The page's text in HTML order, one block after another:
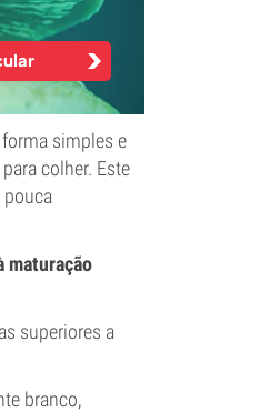
simples e
colher. Este
pouca
maturação
superiores a
branco,